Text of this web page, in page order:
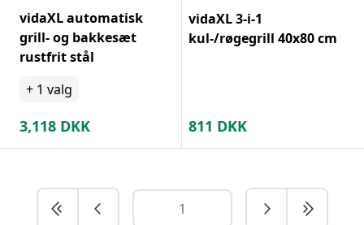
vidaXL automatisk
grill- og bakkesæt
rustfrit stål
+ 1 valg
3,118 DKK
vidaXL 3-i-1
kul-/røgegrill 40x80 cm
811 DKK